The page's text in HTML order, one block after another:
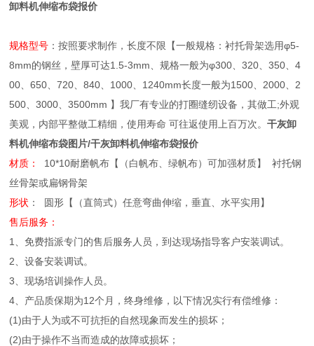
卸料机伸缩布袋报价
规格型号 ：按照要求制作，长度不限【一般规格：衬托骨架选用φ5-
8mm的钢丝，壁厚可达1.5-3mm、规格一般为φ300、320、350、4
00、650、720、840、1000、1240mm长度一般为1500、2000、2
500、3000、3500mm 】我厂有专业的打圈缝纫设备，其做工;外观
美观，内部平整做工精细，使用寿命 可往返使用上百万次。干灰卸
料机伸缩布袋图片/干灰卸料机伸缩布袋报价
材质：
10*10耐磨帆布【（白帆布、绿帆布）可加强材质】 衬托钢
丝骨架或扁钢骨架
形状 ： 圆形【（直筒式）任意弯曲伸缩，垂直、水平实用】
售后服务：
1、免费指派专门的售后服务人员，到达现场指导客户安装调试。
2、设备安装调试。
3、现场培训操作人员。
4、产品质保期为12个月，终身维修，以下情况实行有偿维修：
(1)由于人为或不可抗拒的自然现象而发生的损坏；
(2)由于操作不当而造成的故障或损坏；